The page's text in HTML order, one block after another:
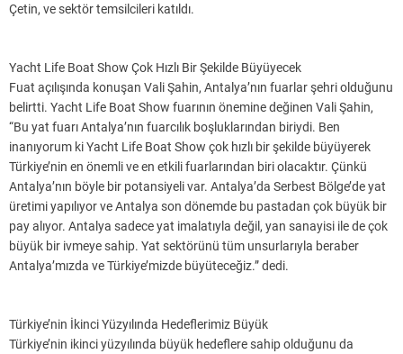
Çetin, ve sektör temsilcileri katıldı.
Yacht Life Boat Show Çok Hızlı Bir Şekilde Büyüyecek
Fuat açılışında konuşan Vali Şahin, Antalya’nın fuarlar şehri olduğunu
belirtti. Yacht Life Boat Show fuarının önemine değinen Vali Şahin,
“Bu yat fuarı Antalya’nın fuarcılık boşluklarından biriydi. Ben
inanıyorum ki Yacht Life Boat Show çok hızlı bir şekilde büyüyerek
Türkiye’nin en önemli ve en etkili fuarlarından biri olacaktır. Çünkü
Antalya’nın böyle bir potansiyeli var. Antalya’da Serbest Bölge’de yat
üretimi yapılıyor ve Antalya son dönemde bu pastadan çok büyük bir
pay alıyor. Antalya sadece yat imalatıyla değil, yan sanayisi ile de çok
büyük bir ivmeye sahip. Yat sektörünü tüm unsurlarıyla beraber
Antalya’mızda ve Türkiye’mizde büyüteceğiz.” dedi.
Türkiye’nin İkinci Yüzyılında Hedeflerimiz Büyük
Türkiye’nin ikinci yüzyılında büyük hedeflere sahip olduğunu da